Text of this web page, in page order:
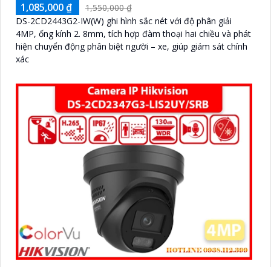
1,085,000 ₫
1,550,000 ₫
DS-2CD2443G2-IW(W) ghi hình sắc nét với độ phân giải
4MP, ống kính 2. 8mm, tích hợp đàm thoại hai chiều và phát
hiện chuyển động phân biệt người – xe, giúp giám sát chính
xác